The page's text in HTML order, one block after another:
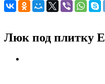
Люк под плитку